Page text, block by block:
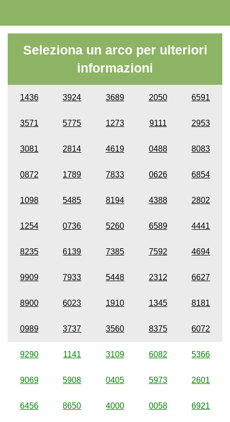
Seleziona un arco per ulteriori
informazioni
1436 3924 3689 2050 6591
3571 5775 1273 9111 2953
3081 2814 4619 0488 8083
0872 1789 7833 0626 6854
1098 5485 8194 4388 2802
1254 0736 5260 6589 4441
8235 6139 7385 7592 4694
9909 7933 5448 2312 6627
8900 6023 1910 1345 8181
0989 3737 3560 8375 6072
9290 1141 3109 6082 5366
9069 5908 0405 5973 2601
6456 8650 4000 0058 6921